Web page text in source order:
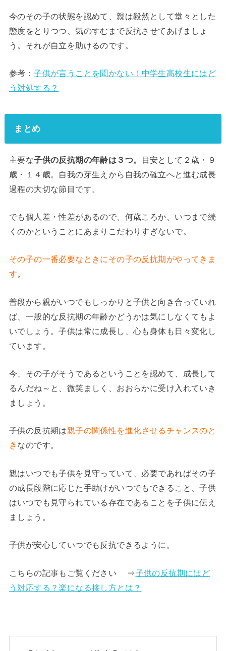
今のその子の状態を認めて、親は毅然として堂々とした
態度をとりつつ、気のすむまで反抗させてあげましょ
う。それが自立を助けるのです。
参考：子供が言うことを聞かない！中学生高校生にはど
う対処する？
まとめ
主要な子供の反抗期の年齢は３つ。
目安として２歳・９
歳・１４歳。自我の芽生えから自我の確立へと進む成長
過程の大切な節目です。
でも個人差・性差があるので、何歳ころか、いつまで続
くのかということにあまりこだわりすぎないで。
その子の一番必要なときにその子の反抗期がやってきま
す。
普段から親がいつでもしっかりと子供と向き合っていれ
ば、一般的な反抗期の年齢かどうかは気にしなくてもよ
いでしょう。子供は常に成長し、心も身体も日々変化し
ています。
今、その子がそうであるということを認めて、成長して
るんだね～と、微笑ましく、おおらかに受け入れていき
ましょう。
子供の反抗期は親子の関係性を進化させるチャンスのと
き なのです。
親はいつでも子供を見守っていて、必要であればその子
の成長段階に応じた手助けがいつでもできること、子供
はいつでも見守られている存在であることを子供に伝え
ましょう。
子供が安心していつでも反抗できるように。
こちらの記事もご覧ください ⇒子供の反抗期にはど
う対応する？楽になる接し方とは？